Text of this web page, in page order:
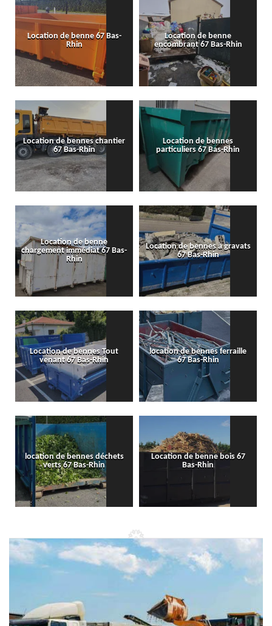
Location de benne 67 Bas-
Rhin
Location de benne
encombrant 67 Bas-Rhin
Location de bennes chantier
67 Bas-Rhin
Location de bennes
particuliers 67 Bas-Rhin
Location de benne
chargement immédiat 67 Bas-
Rhin
Location de bennes à gravats
67 Bas-Rhin
Location de bennes Tout
venant 67 Bas-Rhin
location de bennes ferraille
67 Bas-Rhin
location de bennes déchets
verts 67 Bas-Rhin
Location de benne bois 67
Bas-Rhin